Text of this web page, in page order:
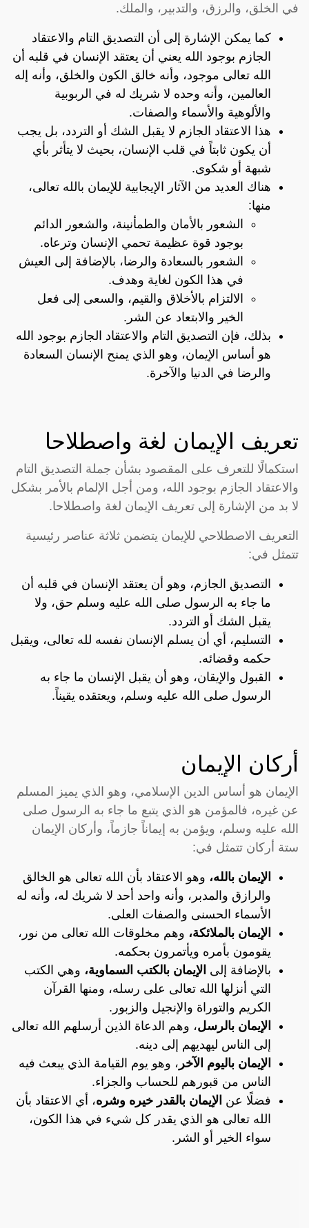
في الخلق، والرزق، والتدبير، والملك.
كما يمكن الإشارة إلى أن التصديق التام والاعتقاد
الجازم بوجود الله يعني أن يعتقد الإنسان في قلبه أن
الله تعالى موجود، وأنه خالق الكون والخلق، وأنه إله
العالمين، وأنه وحده لا شريك له في الربوبية
والألوهية والأسماء والصفات.
هذا الاعتقاد الجازم لا يقبل الشك أو التردد، بل يجب
أن يكون ثابتاً في قلب الإنسان، بحيث لا يتأثر بأي
شبهة أو شكوى.
هناك العديد من الآثار الإيجابية للإيمان بالله تعالى،
منها:
الشعور بالأمان والطمأنينة، والشعور الدائم
بوجود قوة عظيمة تحمي الإنسان وترعاه.
الشعور بالسعادة والرضا، بالإضافة إلى العيش
في هذا الكون لغاية وهدف.
الالتزام بالأخلاق والقيم، والسعى إلى فعل
الخير والابتعاد عن الشر.
بذلك، فإن التصديق التام والاعتقاد الجازم بوجود الله
هو أساس الإيمان، وهو الذي يمنح الإنسان السعادة
والرضا في الدنيا والآخرة.
تعريف الإيمان لغة واصطلاحا
استكمالًا للتعرف على المقصود بشأن جملة التصديق التام
والاعتقاد الجازم بوجود الله، ومن أجل الإلمام بالأمر بشكل
لا بد من الإشارة إلى تعريف الإيمان لغة واصطلاحا.
التعريف الاصطلاحي للإيمان يتضمن ثلاثة عناصر رئيسية
تتمثل في:
التصديق الجازم، وهو أن يعتقد الإنسان في قلبه أن
ما جاء به الرسول صلى الله عليه وسلم حق، ولا
يقبل الشك أو التردد.
التسليم، أي أن يسلم الإنسان نفسه لله تعالى، ويقبل
حكمه وقضائه.
القبول والإيقان، وهو أن يقبل الإنسان ما جاء به
الرسول صلى الله عليه وسلم، ويعتقده يقيناً.
أركان الإيمان
الإيمان هو أساس الدين الإسلامي، وهو الذي يميز المسلم
عن غيره، فالمؤمن هو الذي يتبع ما جاء به الرسول صلى
الله عليه وسلم، ويؤمن به إيماناً جازماً، وأركان الإيمان
ستة أركان تتمثل في:
الإيمان بالله، وهو الاعتقاد بأن الله تعالى هو الخالق
والرازق والمدبر، وأنه واحد أحد لا شريك له، وأنه له
الأسماء الحسنى والصفات العلى.
الإيمان بالملائكة، وهم مخلوقات الله تعالى من نور،
يقومون بأمره ويأتمرون بحكمه.
بالإضافة إلى الإيمان بالكتب السماوية، وهي الكتب
التي أنزلها الله تعالى على رسله، ومنها القرآن
الكريم والتوراة والإنجيل والزبور.
الإيمان بالرسل، وهم الدعاة الذين أرسلهم الله تعالى
إلى الناس ليهديهم إلى دينه.
الإيمان باليوم الآخر ، وهو يوم القيامة الذي يبعث فيه
الناس من قبورهم للحساب والجزاء.
فضلًا عن الإيمان بالقدر خيره وشره، أي الاعتقاد بأن
الله تعالى هو الذي يقدر كل شيء في هذا الكون،
سواء الخير أو الشر.